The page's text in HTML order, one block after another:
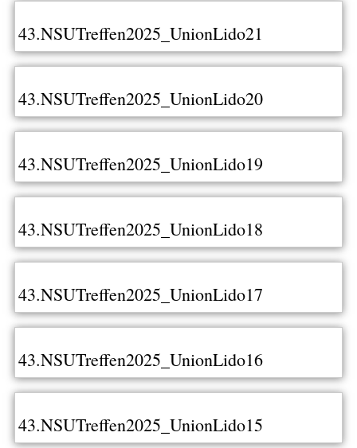
43.NSUTreffen2025_UnionLido21
43.NSUTreffen2025_UnionLido20
43.NSUTreffen2025_UnionLido19
43.NSUTreffen2025_UnionLido18
43.NSUTreffen2025_UnionLido17
43.NSUTreffen2025_UnionLido16
43.NSUTreffen2025_UnionLido15